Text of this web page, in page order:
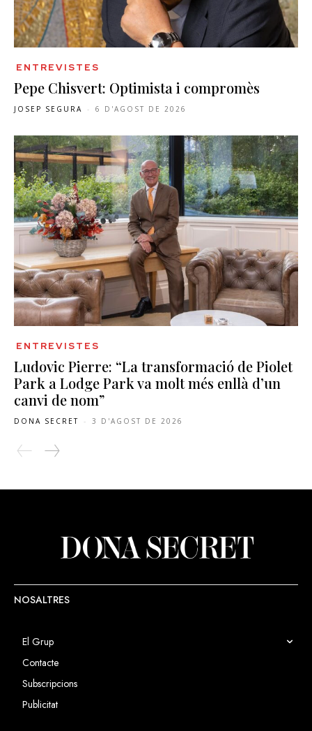
ENTREVISTES
Pepe Chisvert: Optimista i compromès
JOSEP SEGURA - 6 D'AGOST DE 2026
ENTREVISTES
Ludovic Pierre: “La transformació de Piolet
Park a Lodge Park va molt més enllà d’un
canvi de nom”
DONA SECRET - 3 D'AGOST DE 2026
NOSALTRES
El Grup
Contacte
Subscripcions
Publicitat